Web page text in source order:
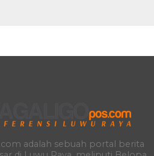
adalah sebuah portal berita